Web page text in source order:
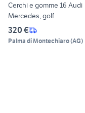
Cerchi e gomme 16 Audi
Mercedes, golf
320 €
Palma di Montechiaro(AG)